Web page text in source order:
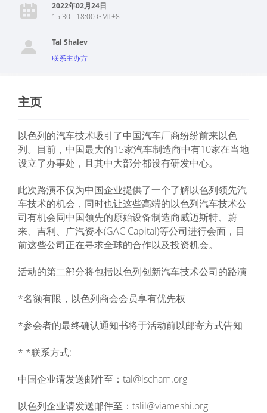
2022年02月24日
15:30 - 18:00 GMT+8
Tal Shalev
联系主办方
主页
以色列的汽车技术吸引了中国汽车厂商纷纷前来以色
列。目前，中国最大的15家汽车制造商中有10家在当地
设立了办事处，且其中大部分都设有研发中心。
此次路演不仅为中国企业提供了一个了解以色列领先汽
车技术的机会，同时也让这些高端的以色列汽车技术公
司有机会同中国领先的原始设备制造商威迈斯特、蔚
来、吉利、广汽资本(GAC Capital)等公司进行会面，目
前这些公司正在寻求全球的合作以及投资机会。
活动的第二部分将包括以色列创新汽车技术公司的路演
*名额有限，以色列商会会员享有优先权
*参会者的最终确认通知书将于活动前以邮寄方式告知
* *联系方式:
中国企业请发送邮件至：tal@ischam.org
以色列企业请发送邮件至：tslil@viameshi.org